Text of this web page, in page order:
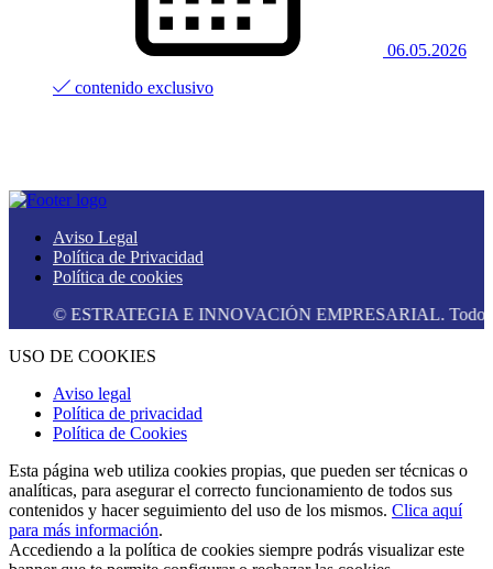
06.05.2026
contenido exclusivo
Aviso Legal
Política de Privacidad
Política de cookies
© ESTRATEGIA E INNOVACIÓN EMPRESARIAL. Todos los
USO DE COOKIES
Aviso legal
Política de privacidad
Política de Cookies
Esta página web utiliza cookies propias, que pueden ser técnicas o
analíticas, para asegurar el correcto funcionamiento de todos sus
contenidos y hacer seguimiento del uso de los mismos. Clica aquí
para más información.
Accediendo a la política de cookies siempre podrás visualizar este